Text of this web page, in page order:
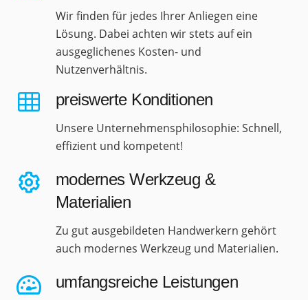
Wir finden für jedes Ihrer Anliegen eine
Lösung. Dabei achten wir stets auf ein
ausgeglichenes Kosten- und
Nutzenverhältnis.
preiswerte Konditionen
Unsere Unternehmensphilosophie: Schnell,
effizient und kompetent!
modernes Werkzeug &
Materialien
Zu gut ausgebildeten Handwerkern gehört
auch modernes Werkzeug und Materialien.
umfangsreiche Leistungen